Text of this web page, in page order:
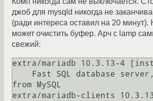
джоб для mysqld никогда не
(ради интереса оставил на 20 минут).
может очистить буфер. Арч с lamp
свежий:
extra/mariadb 10.3.13-4
from MySQL
extra/mariadb-clients